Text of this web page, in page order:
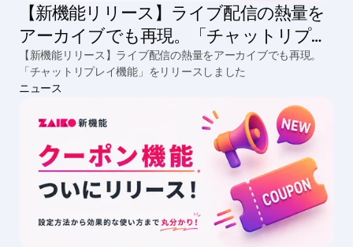
【新機能リリース】ライブ配信の熱量を
アーカイブでも再現。「チャットリプレ
イ機能」をリリースしました
【新機能リリース】ライブ配信の熱量をアーカイブでも再現。
「チャットリプレイ機能」をリリースしました
ニュース